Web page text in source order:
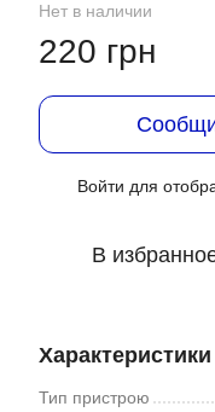
Нет в наличии
220 грн
Войти для
В
Характеристики
Тип пристрою